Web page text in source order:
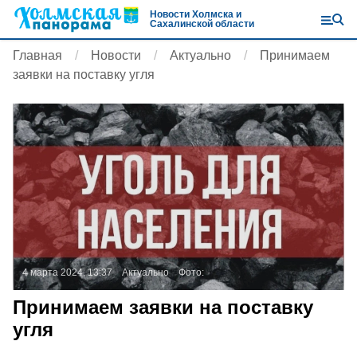
Новости Холмска и
Сахалинской области
Главная Новости Актуально
Принимаем
заявки на поставку угля
4 марта 2024, 13:37 Актуально Фото:
Принимаем заявки на поставку
угля